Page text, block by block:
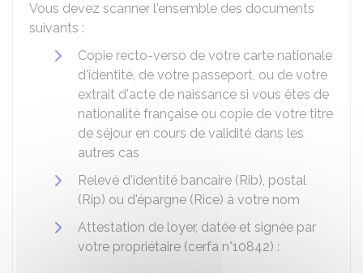
Vous devez scanner l'ensemble des documents
suivants :
Copie recto-verso de votre carte nationale
d'identité, de votre passeport, ou de votre
extrait d'acte de naissance si vous êtes de
nationalité française ou copie de votre titre
de séjour en cours de validité dans les
autres cas
Relevé d'identité bancaire (Rib), postal
(Rip) ou d'épargne (Rice) à votre nom
Attestation de loyer, datée et signée par
votre propriétaire (cerfa n°10842) :